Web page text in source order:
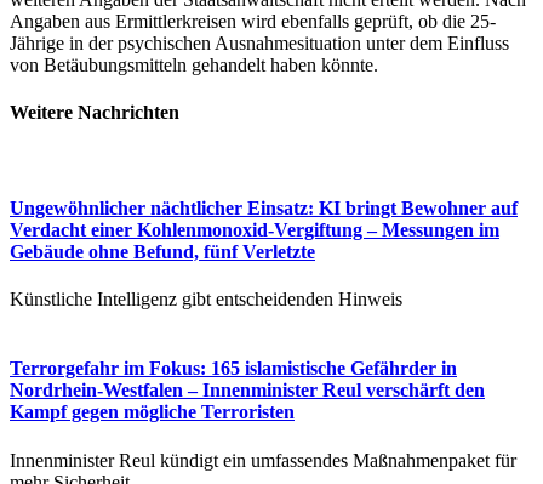
Angaben aus Ermittlerkreisen wird ebenfalls geprüft, ob die 25-
Jährige in der psychischen Ausnahmesituation unter dem Einfluss
von Betäubungsmitteln gehandelt haben könnte.
Weitere Nachrichten​
Ungewöhnlicher nächtlicher Einsatz: KI bringt Bewohner auf
Verdacht einer Kohlenmonoxid-Vergiftung – Messungen im
Gebäude ohne Befund, fünf Verletzte
Künstliche Intelligenz gibt entscheidenden Hinweis
Terrorgefahr im Fokus: 165 islamistische Gefährder in
Nordrhein-Westfalen – Innenminister Reul verschärft den
Kampf gegen mögliche Terroristen
Innenminister Reul kündigt ein umfassendes Maßnahmenpaket für